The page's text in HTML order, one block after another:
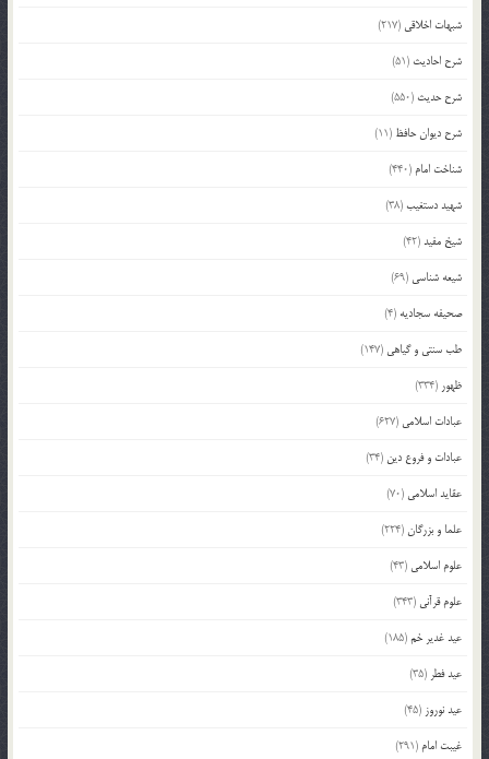
شبهات اخلاقی (217)
شرح احادیث (51)
شرح حدیث (550)
شرح دیوان حافظ (11)
شناخت امام (440)
شهید دستغیب(38)
شیخ مفید(42)
شیعه شناسی (69)
صحیفه سجادیه (4)
طب سنتی و گیاهی (147)
ظهور (334)
عبادات اسلامی (627)
عبادات و فروع دین (34)
عقاید اسلامی (70)
علما و بزرگان (224)
علوم اسلامی (43)
علوم قرآنی (343)
عید غدیر خم(185)
عید فطر (35)
عید نوروز (45)
غیبت امام (291)